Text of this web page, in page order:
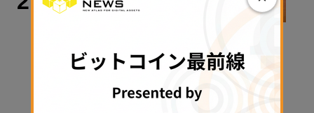
【速報】金融庁、暗号資産・ステーブ
暗号資産交換業者に出庫制限強化を要
請【日曜日に読みたい厳選10本】
2026年8月9日 08:00